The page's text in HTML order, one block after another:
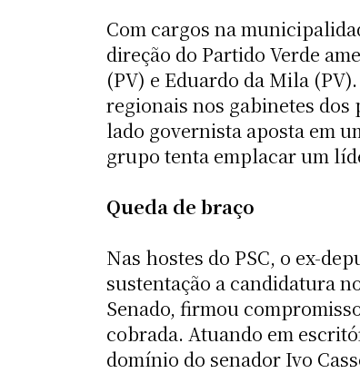
Com cargos na
direção do Partido Verde
(PV) e Eduardo da Mila
regionais nos gabinetes dos
lado governista aposta em
grupo tenta emplacar um
Queda de braço
Nas hostes do PSC, o ex-
sustentação a candidatura
Senado, firmou
cobrada. Atuando em
domínio do senador Ivo